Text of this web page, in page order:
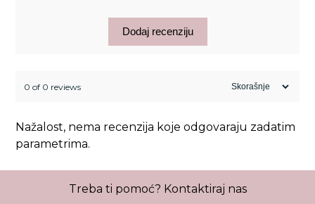
Dodaj recenziju
0 of 0 reviews
Nažalost, nema recenzija koje odgovaraju zadatim
parametrima.
Treba ti pomoć? Kontaktiraj nas